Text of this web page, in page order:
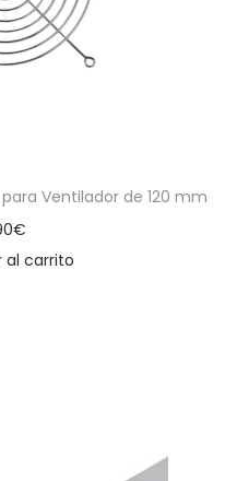
Ventilador de 120 mm
€
al carrito